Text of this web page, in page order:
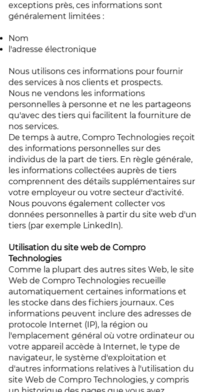
exceptions près, ces informations sont
généralement limitées :
Nom
l'adresse électronique
Nous utilisons ces informations pour fournir
des services à nos clients et prospects.
Nous ne vendons les informations
personnelles à personne et ne les partageons
qu'avec des tiers qui facilitent la fourniture de
nos services.
De temps à autre, Compro Technologies reçoit
des informations personnelles sur des
individus de la part de tiers. En règle générale,
les informations collectées auprès de tiers
comprennent des détails supplémentaires sur
votre employeur ou votre secteur d'activité.
Nous pouvons également collecter vos
données personnelles à partir du site web d'un
tiers (par exemple LinkedIn).
Utilisation du site web de Compro
Technologies
Comme la plupart des autres sites Web, le site
Web de Compro Technologies recueille
automatiquement certaines informations et
les stocke dans des fichiers journaux. Ces
informations peuvent inclure des adresses de
protocole Internet (IP), la région ou
l'emplacement général où votre ordinateur ou
votre appareil accède à Internet, le type de
navigateur, le système d'exploitation et
d'autres informations relatives à l'utilisation du
site Web de Compro Technologies, y compris